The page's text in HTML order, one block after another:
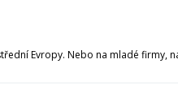
Evropy. Nebo na mladé firmy,